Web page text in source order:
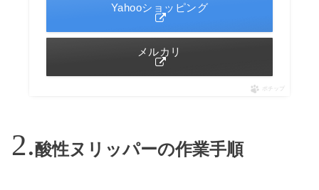
Yahooショッピング
メルカリ
ポチップ
酸性ヌリッパーの作業手順